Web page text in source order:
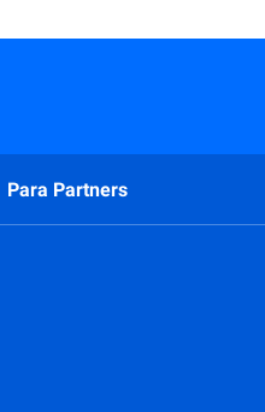
Para Partners